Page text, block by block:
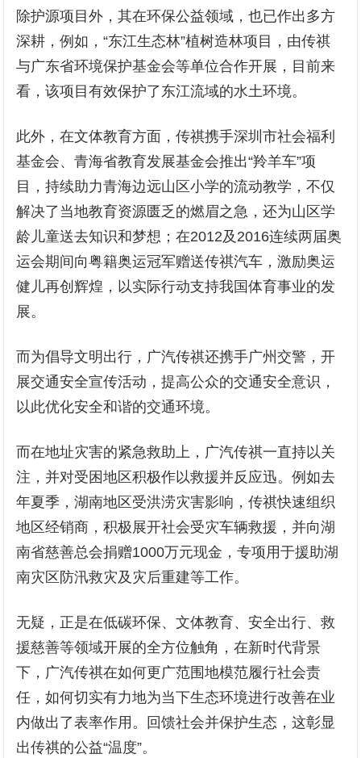
除护源项目外，其在环保公益领域，也已作出多方
深耕，例如，“东江生态林”植树造林项目，由传祺
与广东省环境保护基金会等单位合作开展，目前来
看，该项目有效保护了东江流域的水土环境。
此外，在文体教育方面，传祺携手深圳市社会福利
基金会、青海省教育发展基金会推出“羚羊车”项
目，持续助力青海边远山区小学的流动教学，不仅
解决了当地教育资源匮乏的燃眉之急，还为山区学
龄儿童送去知识和梦想；在2012及2016连续两届奥
运会期间向粤籍奥运冠军赠送传祺汽车，激励奥运
健儿再创辉煌，以实际行动支持我国体育事业的发
展。
而为倡导文明出行，广汽传祺还携手广州交警，开
展交通安全宣传活动，提高公众的交通安全意识，
以此优化安全和谐的交通环境。
而在地址灾害的紧急救助上，广汽传祺一直持以关
注，并对受困地区积极作以救援并反应迅。例如去
年夏季，湖南地区受洪涝灾害影响，传祺快速组织
地区经销商，积极展开社会受灾车辆救援，并向湖
南省慈善总会捐赠1000万元现金，专项用于援助湖
南灾区防汛救灾及灾后重建等工作。
无疑，正是在低碳环保、文体教育、安全出行、救
援慈善等领域开展的全方位触角，在新时代背景
下，广汽传祺在如何更广范围地模范履行社会责
任，如何切实有力地为当下生态环境进行改善在业
内做出了表率作用。回馈社会并保护生态，这彰显
出传祺的公益“温度”。